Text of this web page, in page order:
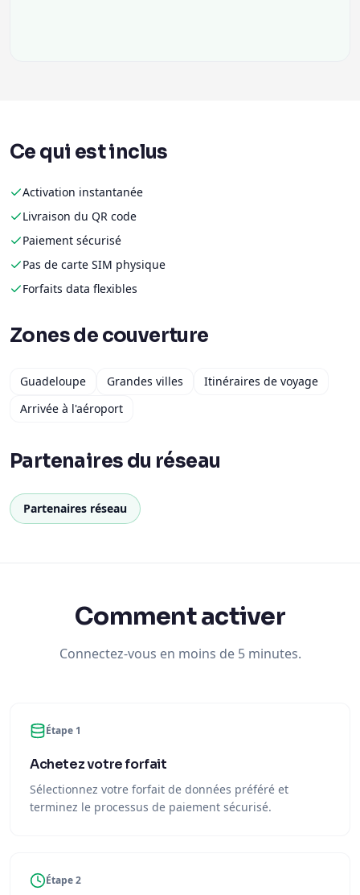
Ce qui est inclus
Activation instantanée
Livraison du QR code
Paiement sécurisé
Pas de carte SIM physique
Forfaits data flexibles
Zones de couverture
Guadeloupe Grandes villes
Itinéraires de voyage
Arrivée à l'aéroport
Partenaires du réseau
Partenaires réseau
Comment activer
Connectez-vous en moins de 5 minutes.
Étape 1
Achetez votre forfait
Sélectionnez votre forfait de données préféré et
terminez le processus de paiement sécurisé.
Étape 2